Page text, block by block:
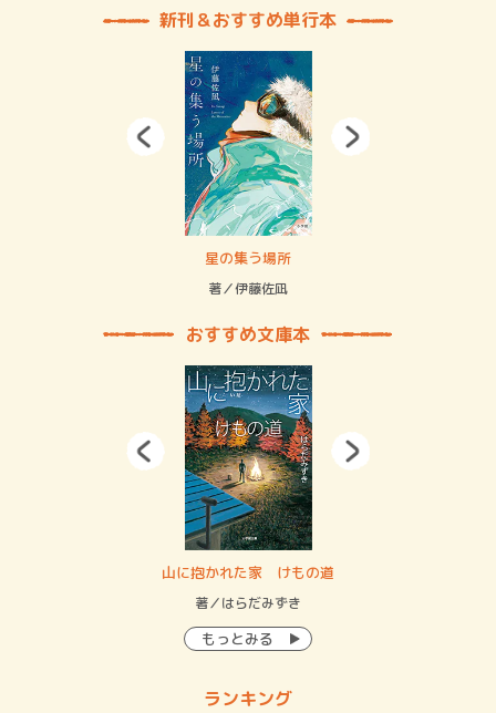
新刊＆おすすめ単行本
星の集う場所
著／伊藤佐凪
おすすめ文庫本
山に抱かれた家 けもの道
著／はらだみずき
もっとみる
ランキング